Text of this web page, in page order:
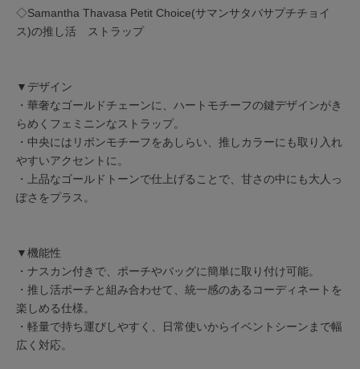
◇Samantha Thavasa Petit Choice(サマンサタバサプチチョイ
ス)の推し活 ストラップ
▼デザイン
・華奢なゴールドチェーンに、ハートモチーフの鍵デザインがき
らめくフェミニンなストラップ。
・中央にはリボンモチーフをあしらい、推しカラーにも取り入れ
やすいアクセントに。
・上品なゴールドトーンで仕上げることで、甘さの中にも大人っ
ぽさをプラス。
▼機能性
・ナスカン付きで、ポーチやバッグに簡単に取り付け可能。
・推し活ポーチと組み合わせて、統一感のあるコーディネートを
楽しめる仕様。
・軽量で持ち運びしやすく、日常使いからイベントシーンまで幅
広く対応。